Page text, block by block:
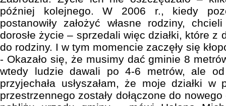
później kolejnego. W 2006 r., kiedy
postanowiły założyć własne rodziny,
dorosłe życie – sprzedali więc działki, które z
do rodziny. I w tym momencie zaczęły się
- Okazało się, że musimy dać gminie 8
wtedy ludzie dawali po 4-6 metrów, ale
przyjechała usłyszałam, że moje działki w
przestrzennego zostały dołączone do